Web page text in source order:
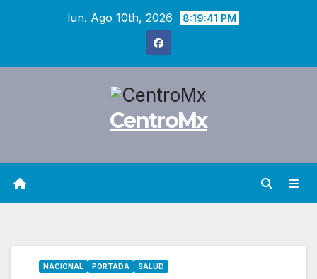
lun. Ago 10th, 2026 8:19:42 PM
CentroMx
NACIONAL PORTADA SALUD